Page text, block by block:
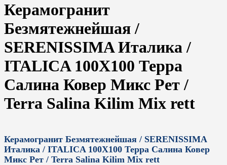
Керамогранит
Безмятежнейшая /
SERENISSIMA Италика /
ITALICA 100X100 Терра
Салина Ковер Микс Рет /
Terra Salina Kilim Mix rett
Керамогранит Безмятежнейшая / SERENISSIMA
Италика / ITALICA 100X100 Терра Салина Ковер
Микс Рет / Terra Salina Kilim Mix rett